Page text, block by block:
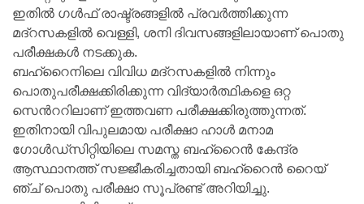
ഇതില്‍ ഗള്‍ഫ് രാഷ്ട്രങ്ങളില്‍ പ്രവര്‍ത്തിക്കുന്ന
മദ്റസകളില്‍ വെള്ളി, ശനി ദിവസങ്ങളിലായാണ് പൊതു
പരീക്ഷകള്‍ നടക്കുക.
ബഹ്‌റൈനിലെ വിവിധ മദ്റസകളില്‍ നിന്നും
പൊതുപരീക്ഷക്കിരിക്കുന്ന വിദ്യാര്‍ത്ഥികളെ ഒറ്റ
സെന്‍ററിലാണ് ഇത്തവണ പരീക്ഷക്കിരുത്തുന്നത്.
ഇതിനായി വിപുലമായ പരീക്ഷാ ഹാള്‍ മനാമ
ഗോള്‍ഡ്സിറ്റിയിലെ സമസ്ത ബഹ്റൈന്‍ കേന്ദ്ര
ആസ്ഥാനത്ത് സജ്ജീകരിച്ചതായി ബഹ്‌റൈന്‍ റൈയ്
ഞ്ച് പൊതു പരീക്ഷാ സൂപ്രണ്ട് അറിയിച്ചു.